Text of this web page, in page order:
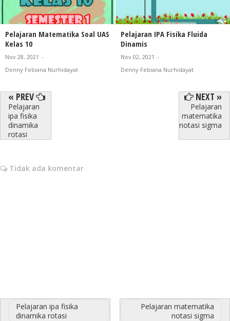
Pelajaran Matematika Soal UAS
Kelas 10
Nov 28, 2021 -
Denny Febiana Nurhidayat
Pelajaran IPA Fisika Fluida
Dinamis
Nov 02, 2021 -
Denny Febiana Nurhidayat
« PREV
Pelajaran
ipa fisika
dinamika
rotasi
NEXT »
Pelajaran
matematika
notasi sigma
Tidak ada komentar
Pelajaran ipa fisika
dinamika rotasi
Pelajaran matematika
notasi sigma